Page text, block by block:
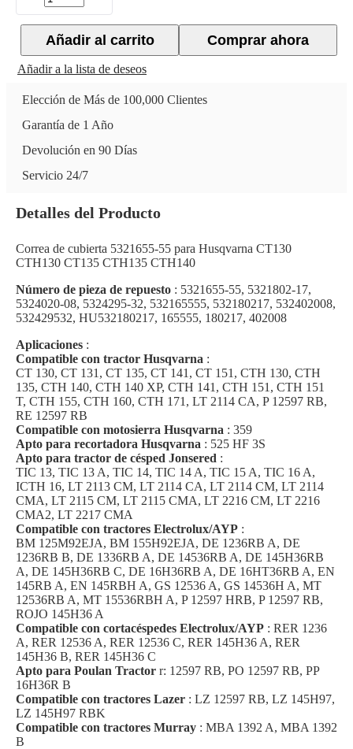
Comprar ahora
Añadir al carrito
Añadir a la lista de deseos
Elección de Más de 100,000 Clientes
Garantía de 1 Año
Devolución en 90 Días
Servicio 24/7
Detalles del Producto
Correa de cubierta 5321655-55 para Husqvarna CT130
CTH130 CT135 CTH135 CTH140
Número de pieza de repuesto : 5321655-55, 5321802-17,
5324020-08, 5324295-32, 532165555, 532180217, 532402008,
532429532, HU532180217, 165555, 180217, 402008
Aplicaciones :
Compatible con tractor Husqvarna :
CT 130, CT 131, CT 135, CT 141, CT 151, CTH 130, CTH
135, CTH 140, CTH 140 XP, CTH 141, CTH 151, CTH 151
T, CTH 155, CTH 160, CTH 171, LT 2114 CA, P 12597 RB,
RE 12597 RB
Compatible con motosierra Husqvarna : 359
Apto para recortadora Husqvarna : 525 HF 3S
Apto para tractor de césped Jonsered :
TIC 13, TIC 13 A, TIC 14, TIC 14 A, TIC 15 A, TIC 16 A,
ICTH 16, LT 2113 CM, LT 2114 CA, LT 2114 CM, LT 2114
CMA, LT 2115 CM, LT 2115 CMA, LT 2216 CM, LT 2216
CMA2, LT 2217 CMA
Compatible con tractores Electrolux/AYP :
BM 125M92EJA, BM 155H92EJA, DE 1236RB A, DE
1236RB B, DE 1336RB A, DE 14536RB A, DE 145H36RB
A, DE 145H36RB C, DE 16H36RB A, DE 16HT36RB A, EN
145RB A, EN 145RBH A, GS 12536 A, GS 14536H A, MT
12536RB A, MT 15536RBH A, P 12597 HRB, P 12597 RB,
ROJO 145H36 A
Compatible con cortacéspedes Electrolux/AYP : RER 1236
A, RER 12536 A, RER 12536 C, RER 145H36 A, RER
145H36 B, RER 145H36 C
Apto para Poulan Tractor r: 12597 RB, PO 12597 RB, PP
16H36R B
Compatible con tractores Lazer : LZ 12597 RB, LZ 145H97,
LZ 145H97 RBK
Compatible con tractores Murray : MBA 1392 A, MBA 1392
B